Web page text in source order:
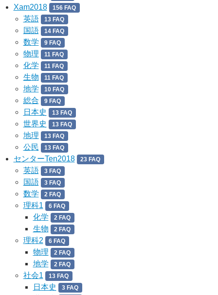
Xam2018 156 FAQ
英語 13 FAQ
国語 14 FAQ
数学 9 FAQ
物理 11 FAQ
化学 11 FAQ
生物 11 FAQ
地学 10 FAQ
総合 9 FAQ
日本史 13 FAQ
世界史 13 FAQ
地理 13 FAQ
公民 13 FAQ
センターTen2018 23 FAQ
英語 3 FAQ
国語 3 FAQ
数学 2 FAQ
理科1 6 FAQ
化学 2 FAQ
生物 2 FAQ
理科2 6 FAQ
物理 2 FAQ
地学 2 FAQ
社会1 13 FAQ
日本史 3 FAQ